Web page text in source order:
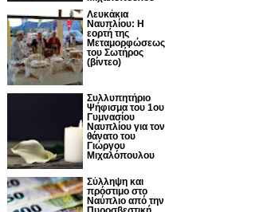
Λευκάκια
Ναυπλίου: Η
εορτή της
Μεταμορφώσεως
του Σωτήρος
(βίντεο)
Συλλυπητήριο
Ψήφισμα του 1ου
Γυμνασίου
Ναυπλίου για τον
θάνατο του
Γιώργου
Μιχαλόπουλου
Σύλληψη και
πρόστιμο στο
Ναύπλιο από την